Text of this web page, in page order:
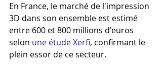
En France, le marché de l'impression
3D dans son ensemble est estimé
entre 600 et 800 millions d'euros
selon une étude Xerfi, confirmant le
plein essor de ce secteur.